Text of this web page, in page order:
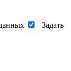
Задать